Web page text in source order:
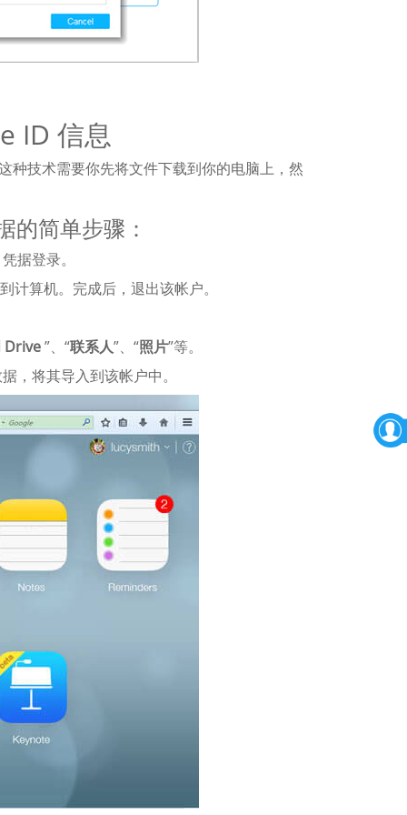
ID 信息
种技术需要你先将文件下载到你的电脑上，然
的简单步骤：
据登录。
计算机。完成后，退出该帐户。
Drive”、“联系人”、“照片”等。
，将其导入到该帐户中。